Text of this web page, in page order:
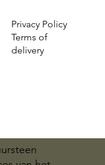
Privacy Policy
Terms of
delivery